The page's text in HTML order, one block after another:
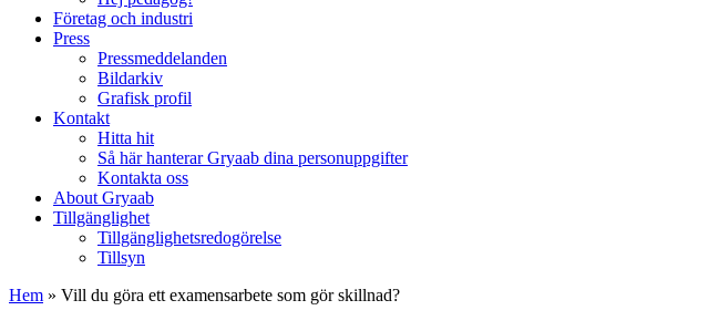
Företag och industri
Press
Pressmeddelanden
Bildarkiv
Grafisk profil
Kontakt
Hitta hit
Så här hanterar Gryaab dina personuppgifter
Kontakta oss
About Gryaab
Tillgänglighet
Tillgänglighetsredogörelse
Tillsyn
Hem » Vill du göra ett examensarbete som gör skillnad?